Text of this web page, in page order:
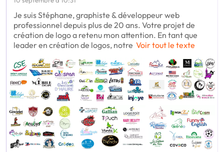
Je suis Stéphane, graphiste & développeur web
professionnel depuis plus de 20 ans. Votre projet de
création de logo a retenu mon attention. En tant que
leader en création de logos, notre Voir tout le texte